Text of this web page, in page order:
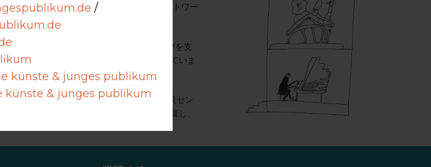
/
künste & junges publikum
künste & junges publikum
つ者すべてからなる全国的に代表的なネットワー
の連携のもと、国際的な交流・協力・学びを支
流・協力・学習を支援することを目的としていま
ツールキット」を作成しました。これは新規セン
を示すとともに、既存センターが運営を見直し、